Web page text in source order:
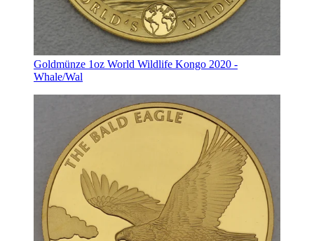
Goldmünze 1oz World Wildlife Kongo 2020 -
Whale/Wal